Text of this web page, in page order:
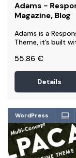
Adams -
Magazine, Blog
Adams is a
Theme, it’s built
55.86 €
Details
WordPress